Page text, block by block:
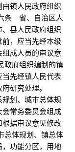
镇人民政府组织
条 省、自治区人
县人民政府组织
，应当先经本级
成人员的审议意
府组织编制的镇
先经镇人民代表
政府研究处理。
划、城市总体规
常务委员会组成
据审议意见修改
体规划、镇总体
功能分区，用地